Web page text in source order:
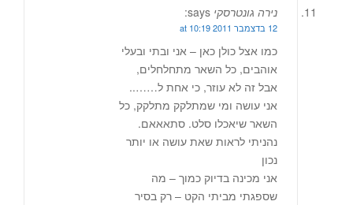
נירה גונטרסקי says:
12 בדצמבר 2011 at 10:19
כמו אצל כולן כאן – אני ובתי ובעלי
אוהבים, כל השאר מתחלחלים,
אבל זה לא עוזר, כי אחת ל……..
אני עושה ומי שמתלקק מתלקק, כל
השאר שיאכלו סלט. סתאאאם.
נהניתי לראות שאת עושה או יותר
נכון
אני מכינה בדיוק כמוך – מה
שספגתי מביתי הקט – רק בסיר